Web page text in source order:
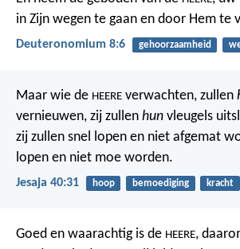
in Zijn wegen te gaan en door Hem te
Deuteronomium 8:6 gehoorzaamheid
Maar wie de HEERE verwachten, zullen
vernieuwen, zij zullen hun vleugels
zij zullen snel lopen en niet afgemat
lopen en niet moe worden.
Jesaja 40:31 hoop bemoediging kracht
Goed en waarachtig is de HEERE,